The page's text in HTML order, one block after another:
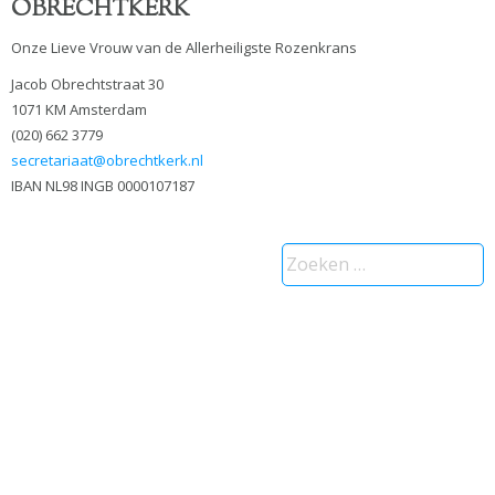
OBRECHTKERK
Onze Lieve Vrouw van de Allerheiligste Rozenkrans
Jacob Obrechtstraat 30
1071 KM Amsterdam
(020) 662 3779
secretariaat@obrechtkerk.nl
IBAN NL98 INGB 0000107187
Zoeken
naar: